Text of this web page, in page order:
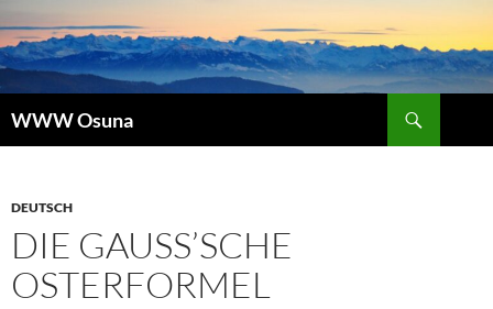
to
content
WWW Osuna
DEUTSCH
DIE GAUSS’SCHE
OSTERFORMEL